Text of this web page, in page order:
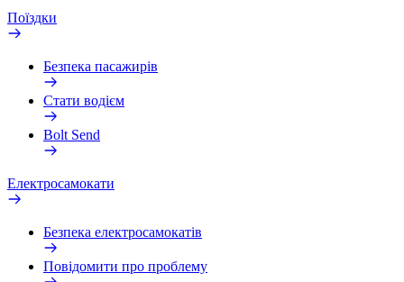
Поїздки
Безпека пасажирів
Стати водієм
Bolt Send
Електросамокати
Безпека електросамокатів
Повідомити про проблему